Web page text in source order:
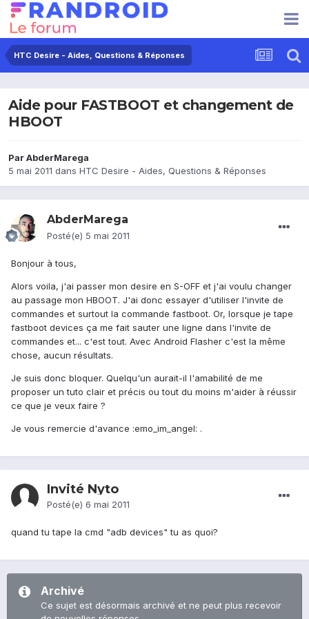
HTC Desire - Aides, Questions & Réponses
Aide pour FASTBOOT et changement de
HBOOT
ParAbderMarega
5 mai 2011 dans HTC Desire - Aides, Questions & Réponses
AbderMarega
Posté(e) 5 mai 2011
Bonjour à tous,
Alors voila, j'ai passer mon desire en S-OFF et j'ai voulu changer
au passage mon HBOOT. J'ai donc essayer d'utiliser l'invite de
commandes et surtout la commande fastboot. Or, lorsque je tape
fastboot devices ça me fait sauter une ligne dans l'invite de
commandes et... c'est tout. Avec Android Flasher c'est la même
chose, aucun résultats.
Je suis donc bloquer. Quelqu'un aurait-il l'amabilité de me
proposer un tuto clair et précis ou tout du moins m'aider à réussir
ce que je veux faire ?
Je vous remercie d'avance :emo_im_angel: .
Invité Nyto
Posté(e) 6 mai 2011
quand tu tape la cmd "adb devices" tu as quoi?
Archivé
Ce sujet est désormais archivé et ne peut plus recevoir